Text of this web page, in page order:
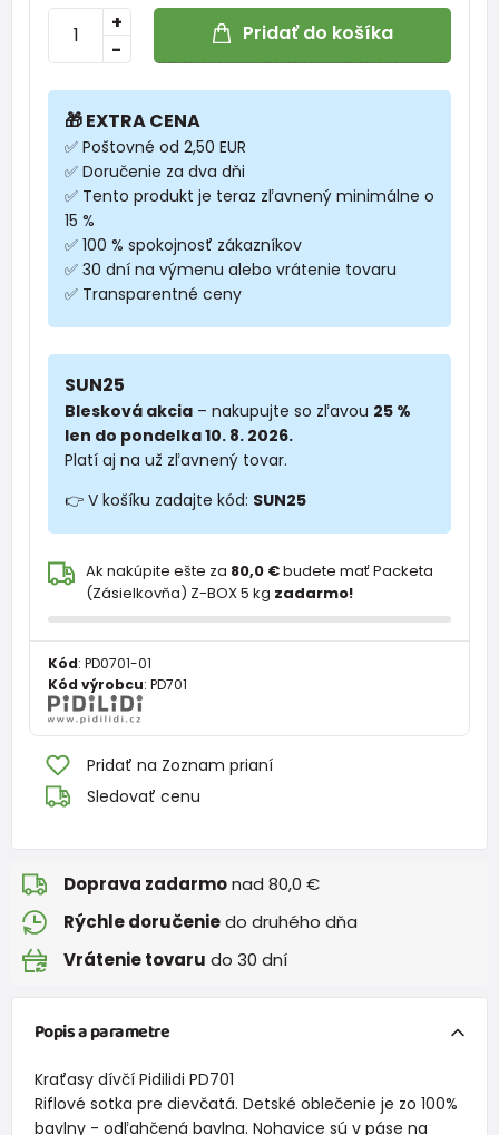
-
+ Pridať do košíka
🎁 EXTRA CENA
✅ Poštovné od 2,50 EUR
✅ Doručenie za dva dňi
✅ Tento produkt je teraz zľavnený minimálne o
15 %
✅ 100 % spokojnosť zákazníkov
✅ 30 dní na výmenu alebo vrátenie tovaru
✅ Transparentné ceny
SUN25
Blesková akcia – nakupujte so zľavou 25 %
len do pondelka 10. 8. 2026.
Platí aj na už zľavnený tovar.
👉 V košíku zadajte kód: SUN25
Ak nakúpite ešte za 80,0 €budete mať Packeta
(Zásielkovňa) Z-BOX 5 kg zadarmo!
Kód: PD0701-01
Kód výrobcu: PD701
Pridať na Zoznam prianí
Sledovať cenu
Doprava zadarmonad 80,0 €
Rýchle doručeniedo druhého dňa
Vrátenie tovaru do 30 dní
Popis a parametre
Kraťasy dívčí Pidilidi PD701
Riflové sotka pre dievčatá. Detské oblečenie je zo 100%
bavlny - odľahčená bavlna. Nohavice sú v páse na